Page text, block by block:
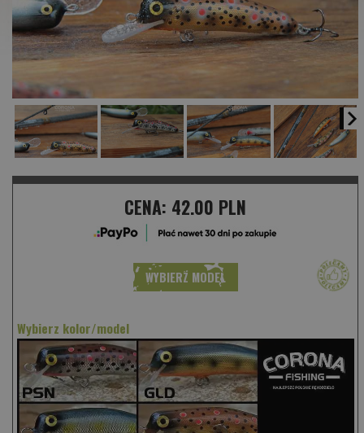
CENA: 42.00 PLN
WYBIERZ MODEL
Wybierz kolor/model